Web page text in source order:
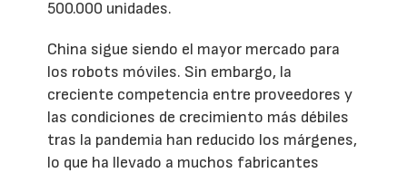
500.000 unidades.
China sigue siendo el mayor mercado para
los robots móviles. Sin embargo, la
creciente competencia entre proveedores y
las condiciones de crecimiento más débiles
tras la pandemia han reducido los márgenes,
lo que ha llevado a muchos fabricantes